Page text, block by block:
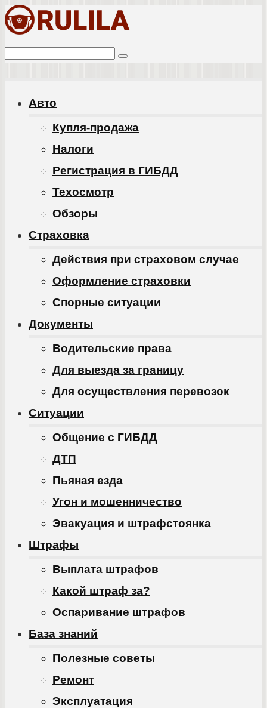
Перейти
контенту
Поиск:
Авто
Купля-продажа
Налоги
Регистрация в ГИБДД
Техосмотр
Обзоры
Cтраховка
Действия при страховом случае
Оформление страховки
Спорные ситуации
Документы
Водительские права
Для выезда за границу
Для осуществления перевозок
Ситуации
Общение с ГИБДД
ДТП
Пьяная езда
Угон и мошенничество
Эвакуация и штрафстоянка
Штрафы
Выплата штрафов
Какой штраф за?
Оспаривание штрафов
База знаний
Полезные советы
Ремонт
Эксплуатация